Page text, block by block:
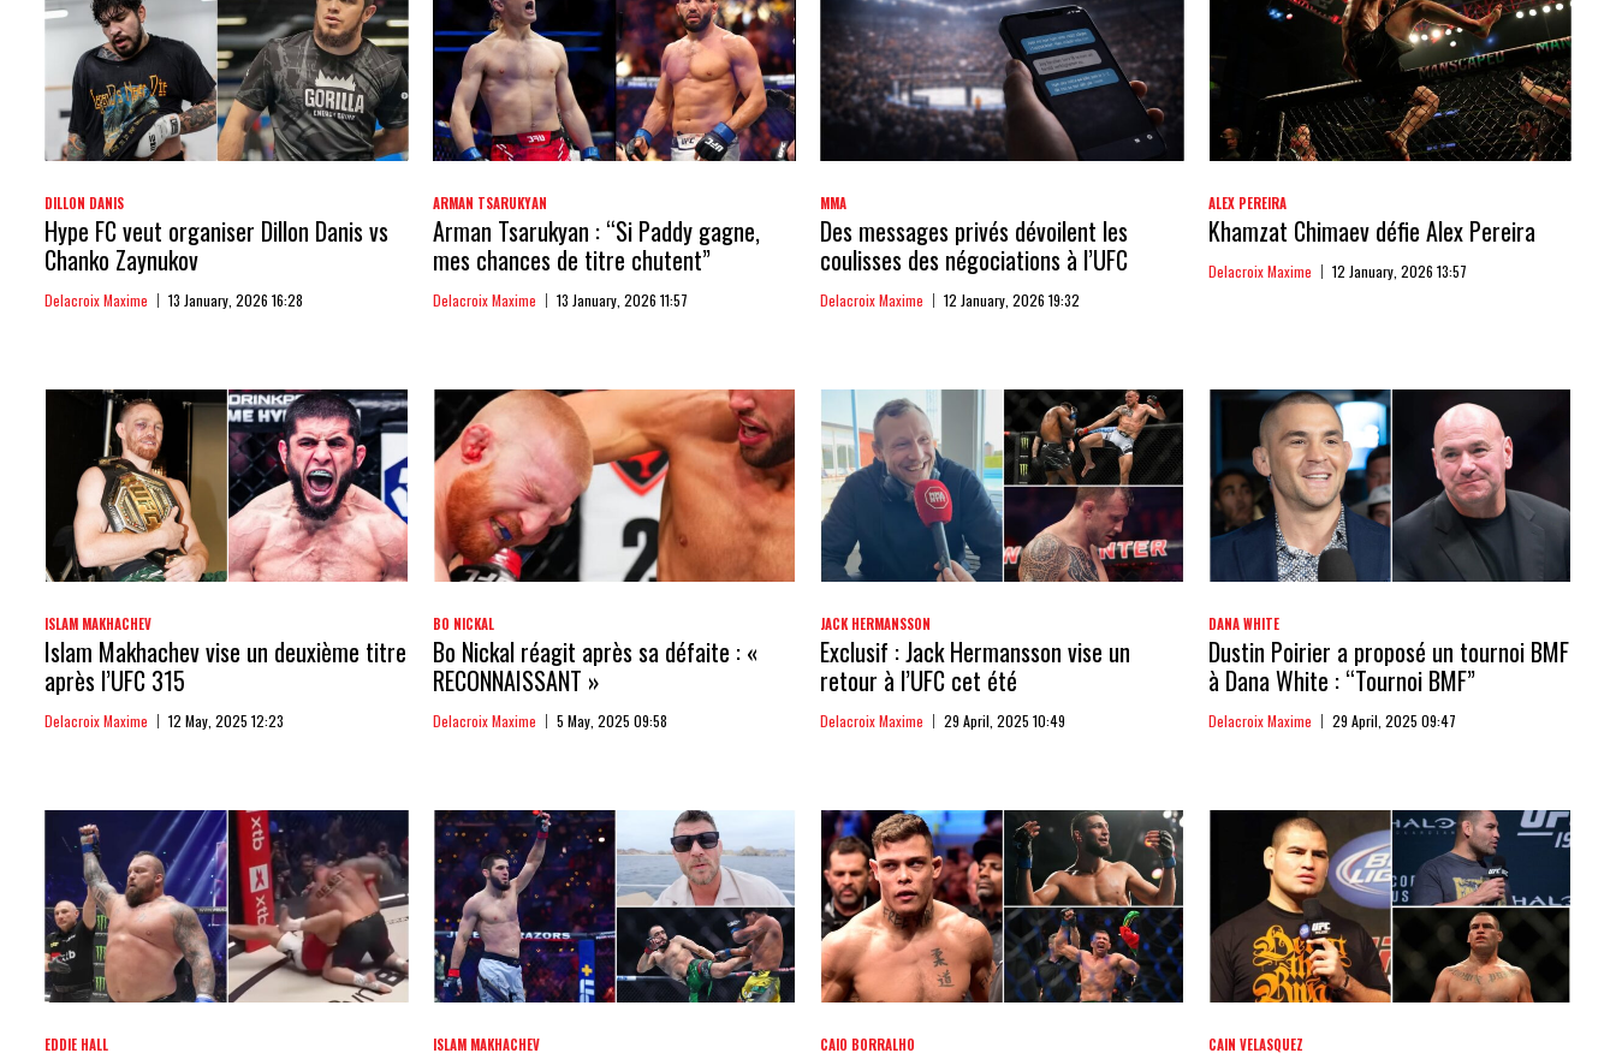
DILLON DANIS
Hype FC veut organiser Dillon Danis vs
Chanko Zaynukov
Delacroix Maxime 13 January, 2026 16:28
ARMAN TSARUKYAN
Arman Tsarukyan : “Si Paddy gagne,
mes chances de titre chutent”
Delacroix Maxime 13 January, 2026 11:57
MMA
Des messages privés dévoilent les
coulisses des négociations à l’UFC
Delacroix Maxime 12 January, 2026 19:32
ALEX PEREIRA
Khamzat Chimaev défie Alex Pereira
Delacroix Maxime 12 January, 2026 13:57
ISLAM MAKHACHEV
Islam Makhachev vise un deuxième titre
après l’UFC 315
Delacroix Maxime 12 May, 2025 12:23
BO NICKAL
Bo Nickal réagit après sa défaite : «
RECONNAISSANT »
Delacroix Maxime 5 May, 2025 09:58
JACK HERMANSSON
Exclusif : Jack Hermansson vise un
retour à l’UFC cet été
Delacroix Maxime 29 April, 2025 10:49
DANA WHITE
Dustin Poirier a proposé un tournoi BMF
à Dana White : “Tournoi BMF”
Delacroix Maxime 29 April, 2025 09:47
EDDIE HALL ISLAM MAKHACHEV CAIO BORRALHO CAIN VELASQUEZ